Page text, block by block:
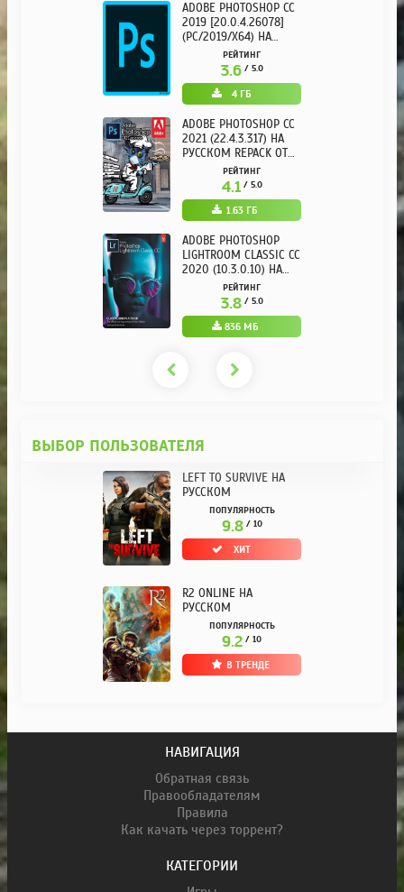
ADOBE PHOTOSHOP CC
2019 [20.0.4.26078]
(PC/2019/X64) НА
РУССКОМРЕЙТИНГ
3.6/ 5.0
4 ГБ
ADOBE PHOTOSHOP CC
2021 (22.4.3.317) НА
РУССКОМ REPACK ОТ
KPOJIUKРЕЙТИНГ
4.1 / 5.0
1.63 ГБ
ADOBE PHOTOSHOP
LIGHTROOM CLASSIC CC
2020 (10.3.0.10) НА
РУССКОМ REPACK ОТ
KPOJIUK
РЕЙТИНГ
3.8 / 5.0
836 МБ
ВЫБОР ПОЛЬЗОВАТЕЛЯ
LEFT TO SURVIVE НА
РУССКОМ
ПОПУЛЯРНОСТЬ
9.8 / 10
ХИТ
R2 ONLINE НА
РУССКОМ
ПОПУЛЯРНОСТЬ
9.2 / 10
В ТРЕНДЕ
НАВИГАЦИЯ
Обратная связь
Правообладателям
Правила
Как качать через торрент?
КАТЕГОРИИ